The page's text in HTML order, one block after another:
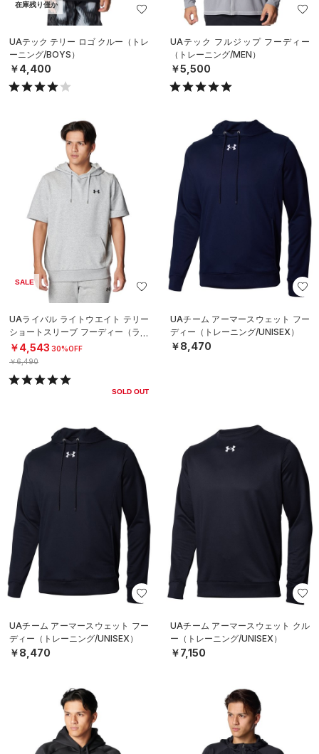
在庫残り僅か
UAテック テリー ロゴ クルー（トレ
ーニング/BOYS）
￥4,400
UAテック フルジップ フーディー
（トレーニング/MEN）
￥5,500
SALE
UAライバル ライトウエイト テリー
ショートスリーブ フーディー（ライ
フスタイル/MEN）
￥4,543 30%OFF
￥6,490
SOLD OUT
UAチーム アーマースウェット フー
ディー（トレーニング/UNISEX）
￥8,470
UAチーム アーマースウェット フー
ディー（トレーニング/UNISEX）
￥8,470
UAチーム アーマースウェット クル
ー（トレーニング/UNISEX）
￥7,150